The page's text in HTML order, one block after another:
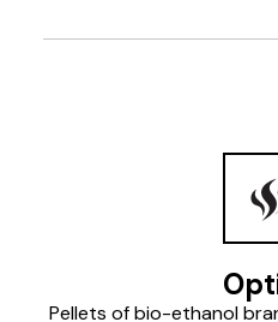
Pellets of bio-ethanol